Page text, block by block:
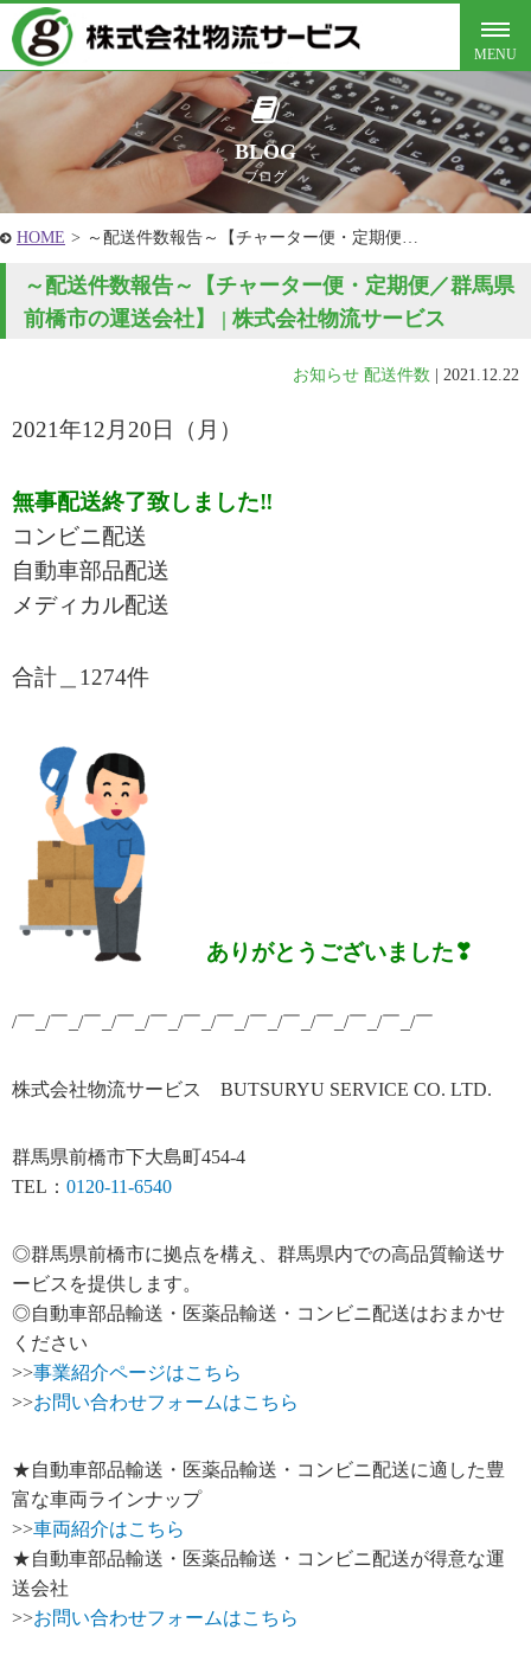
BLOG
ブログ
HOME > ～配送件数報告～【チャーター便・定期便…
～配送件数報告～【チャーター便・定期便／群馬県
前橋市の運送会社】 | 株式会社物流サービス
お知らせ 配送件数 2021.12.22
2021年12月20 日（月 ）
無事配送終了致しました‼
コンビニ配送
自動車部品配送
メディカル配送
合計＿1274件
ありがとうございました❣
/￣_/￣_/￣_/￣_/￣_/￣_/￣_/￣_/￣_/￣_/￣_/￣_/￣
株式会社物流サービス BUTSURYU SERVICE CO. LTD.
群馬県前橋市下大島町454-4
TEL： 0120-11-6540
◎群馬県前橋市に拠点を構え、群馬県内での高品質輸送サ
ービスを提供します。
◎自動車部品輸送・医薬品輸送・コンビニ配送はおまかせ
ください
>>事業紹介ページはこちら
>>お問い合わせフォームはこちら
★自動車部品輸送・医薬品輸送・コンビニ配送に適した豊
富な車両ラインナップ
>>車両紹介はこちら
★自動車部品輸送・医薬品輸送・コンビニ配送が得意な運
送会社
>>お問い合わせフォームはこちら